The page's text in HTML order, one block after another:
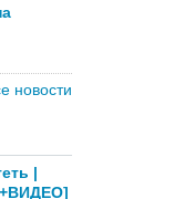
новости
|